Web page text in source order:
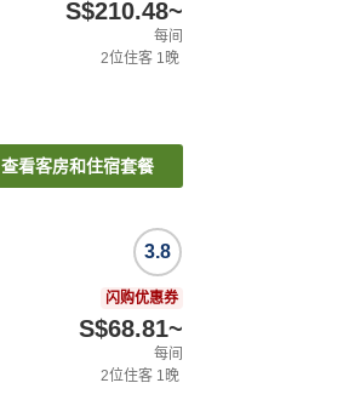
S$210.48~
每间
2位住客 1 晚
查看客房和住宿套餐
3.8
闪购优惠券
S$68.81~
每间
2位住客 1 晚